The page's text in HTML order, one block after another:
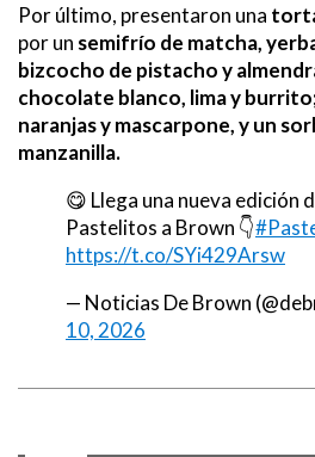
Por último, presentaron una
por un semifrío de matcha,
bizcocho de pistacho y
chocolate blanco, lima y
naranjas y mascarpone, y un
manzanilla.
😋 Llega una nueva edición
Pastelitos a Brown 👇
https://t.co/SYi429Arsw
— Noticias De Brown
10, 2026